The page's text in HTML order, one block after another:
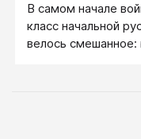
В самом начале
класс начальной
велось смешанное:
ударила. Но по